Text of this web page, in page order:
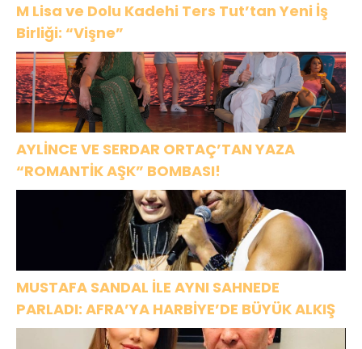
M Lisa ve Dolu Kadehi Ters Tut’tan Yeni İş
Birliği: “Vişne”
AYLİNCE VE SERDAR ORTAÇ’TAN YAZA
“ROMANTİK AŞK” BOMBASI!
MUSTAFA SANDAL İLE AYNI SAHNEDE
PARLADI: AFRA’YA HARBİYE’DE BÜYÜK ALKIŞ